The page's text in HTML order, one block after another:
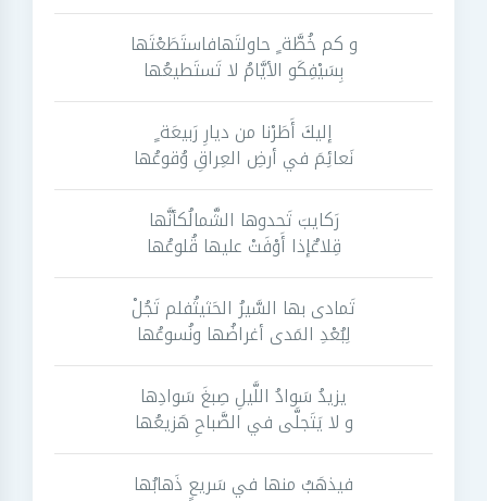
و كم خُطَّة ٍ حاولتَهافاستَطَعْتَها
بِسَيْفِكَو الأيَّامُ لا تَستَطيعُها
إليكَ أَطَرْنا من ديارِ رَبيعَة ٍ
نَعائِمَ في أرضِ العِراقِ وُقوعُها
رَكايبَ تَحدوها الشَّمالُكأنَّها
قِلاعٌإذا أَوْفَتْ عليها قُلوعُها
تَمادى بها السَّيرُ الحَثيثُفلم تَجُلْ
لِبُعْدِ المَدى أغراضُها ونُسوعُها
يزيدُ سَوادُ اللَّيلِ صِبغَ سَوادِها
و لا يَتَجلَّى في الصَّباحِ هَزيعُها
فيذهَبُ منها في سَريعٍ ذَهابُها